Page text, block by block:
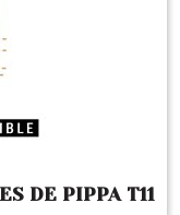
DE PIPPA T11